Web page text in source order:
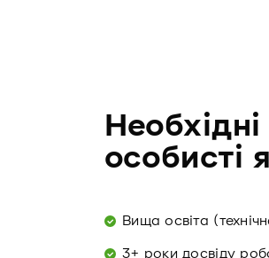
особисті
Вища освіта
3+ роки досвіду